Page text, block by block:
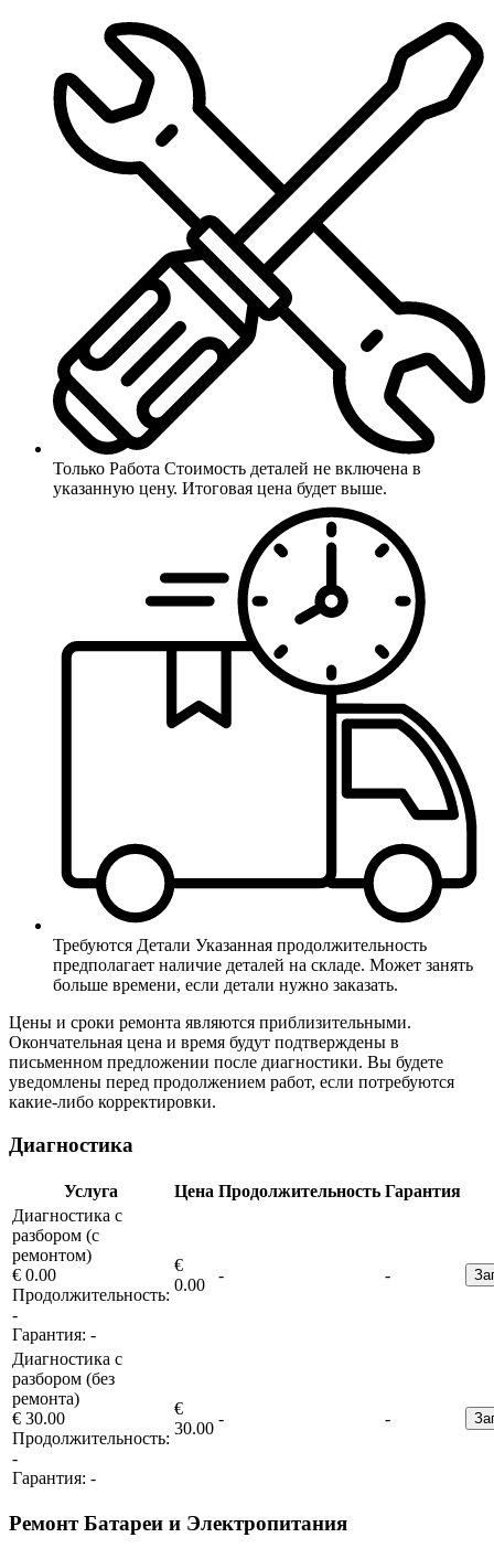
Только Работа Стоимость деталей не включена в
указанную цену. Итоговая цена будет выше.
Требуются Детали Указанная продолжительность
предполагает наличие деталей на складе. Может занять
больше времени, если детали нужно заказать.
Цены и сроки ремонта являются приблизительными.
Окончательная цена и время будут подтверждены в
письменном предложении после диагностики. Вы будете
уведомлены перед продолжением работ, если потребуются
какие-либо корректировки.
Диагностика
Услуга Цена Продолжительность Гарантия
Диагностика с
разбором (с
ремонтом)
€ 0.00
Продолжительность:
-
Гарантия: -
€
0.00
- -
Диагностика с
разбором (без
ремонта)
€ 30.00
Продолжительность:
-
Гарантия: -
€
30.00
- -
Ремонт Батареи и Электропитания